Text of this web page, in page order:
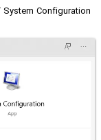
System Configuration کلیک کنید.